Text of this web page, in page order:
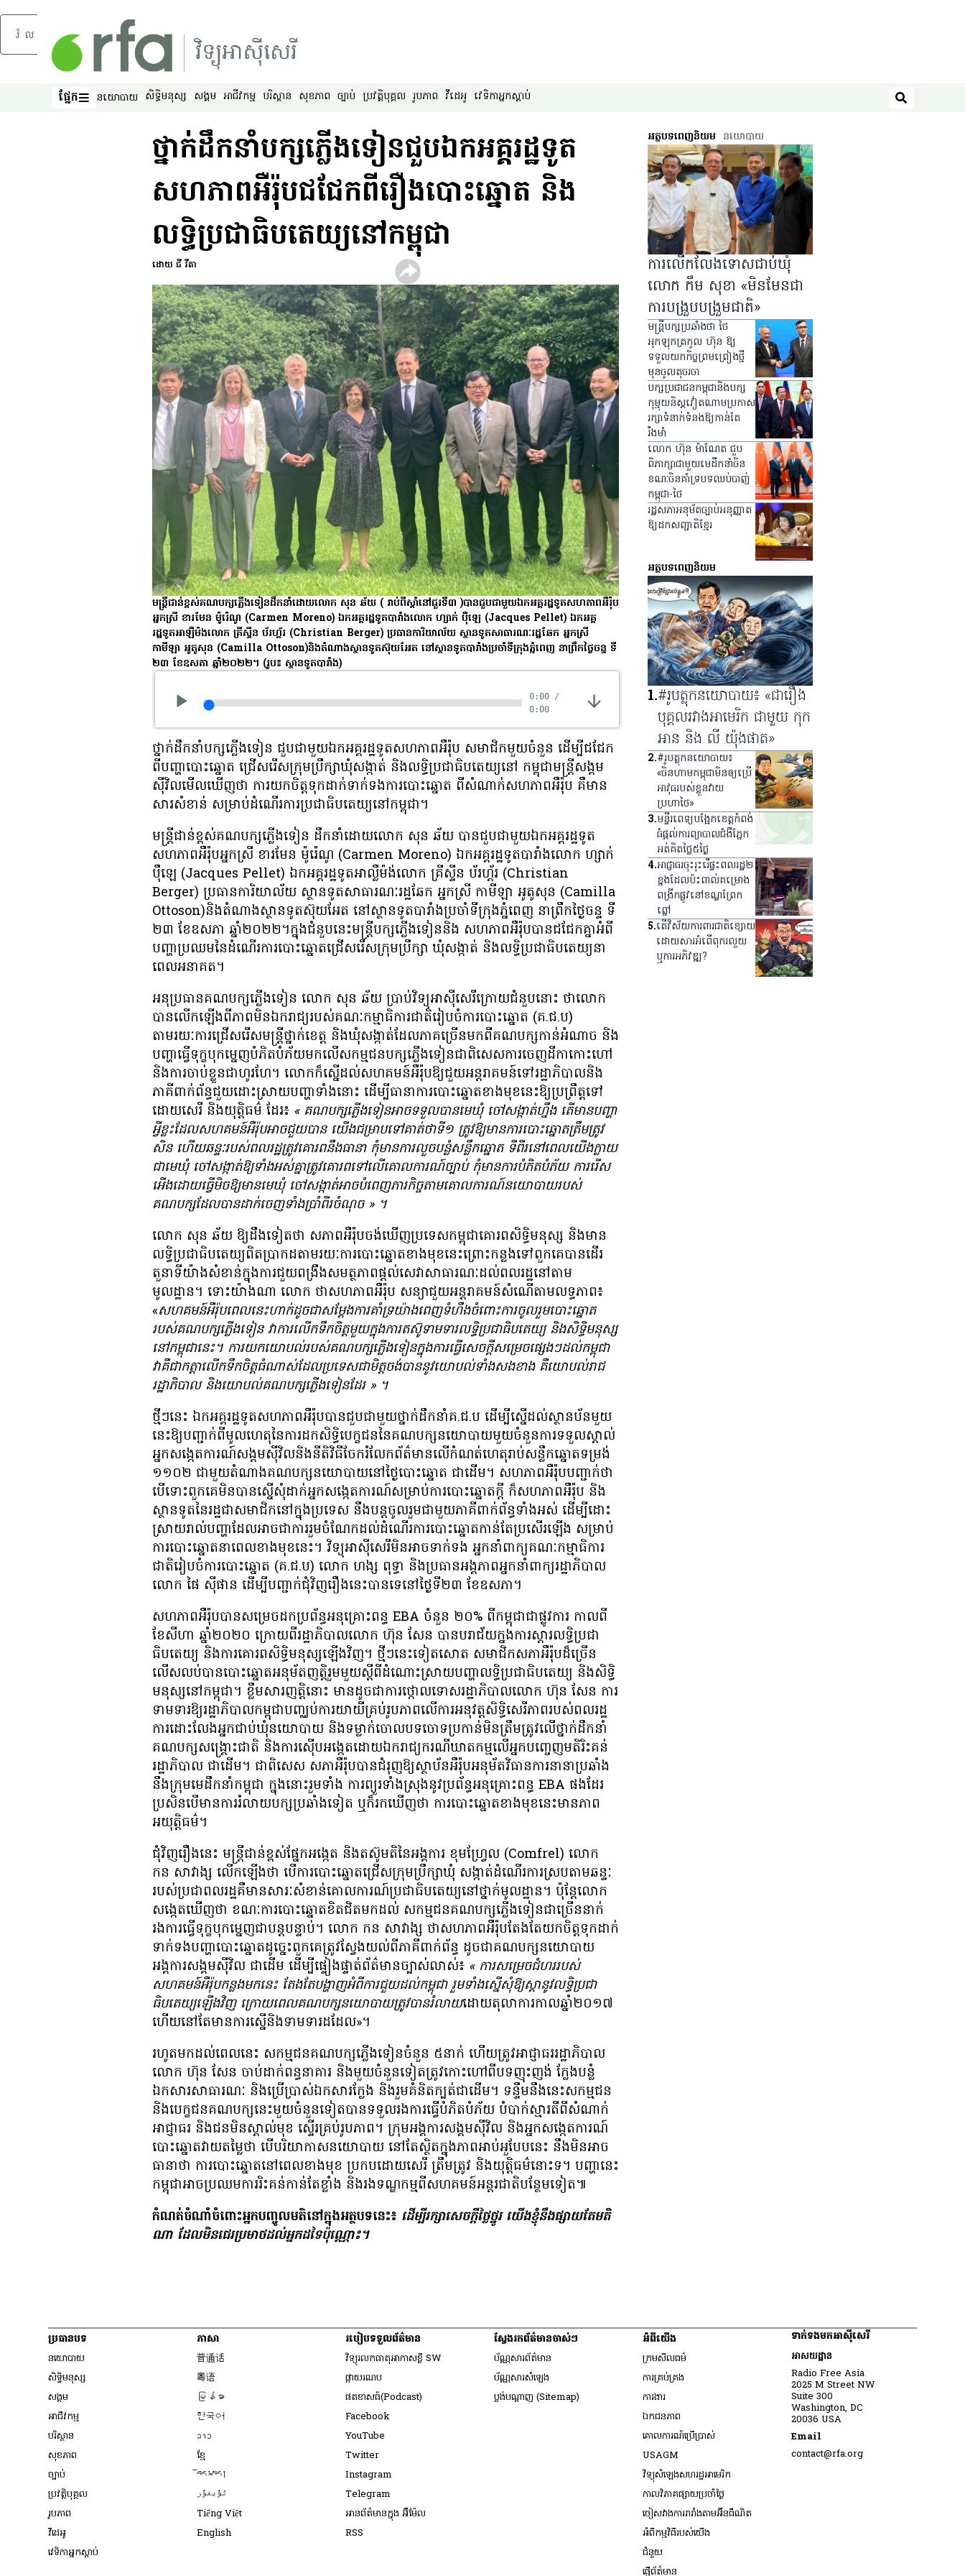
រំលងទៅមាតិកាចម្បង
ផ្នែក
ផ្នែក នយោបាយ សិទ្ធិ​មនុស្ស សង្គម អាជីវកម្ម បរិស្ថាន សុខភាព ច្បាប់ ប្រវត្តិបុគ្គល រូបភាព វីដេអូ វេទិកា​អ្នក​ស្ដាប់
ស្វែងរក
ថ្នាក់ដឹកនាំបក្សភ្លើងទៀនជួបឯកអគ្គរដ្ឋទូត
សហភាពអឺរ៉ុបជជែកពីរឿងបោះឆ្នោត និង
លទ្ធិប្រជាធិបតេយ្យនៅកម្ពុជា
ដោយ ជី វីតា
មន្ត្រី​ជាន់​ខ្ពស់​គណបក្ស​ភ្លើងទៀន​ដឹក​នាំ​ដោយ​លោក សុន ឆ័យ ( រាប់ពីស្តាំនៅជួរទី៣ )បាន​ជួប​ជា​មួយ​ឯកអគ្គ​រដ្ឋទូត​សហ​ភាព​អឺរ៉ុប​
អ្នកស្រី ខារមែន ម៉ូរ៉េណូ (Carmen Moreno) ឯកអគ្គរដ្ឋទូត​បារាំង​លោក ហ្សាក់ ប៉ឺឡេ (Jacques Pellet) ឯកអគ្គ
រដ្ឋទូត​អាឡឺម៉ង​លោក គ្រីស្ទីន ប័រហ្គ័រ (Christian Berger) ប្រធាន​ការិយាល័យ​ ស្ថានទូត​សាធារណៈ​រដ្ឋឆែក អ្នកស្រី
កាមីឡា អូតូសុន (Camilla Ottoson)​និង​តំណាង​ស្ថានទូត​ស៊ុយអែត នៅ​ស្ថានទូត​បារាំង​ប្រចាំ​ទីក្រុងភ្នំពេញ ​នា​​ព្រឹក​ថ្ងៃ​ចន្ទ ទី​
២៣ ខែឧសភា ឆ្នាំ២០២២។ (រូប៖ ស្ថានទូតបារាំង)
0:00 /
0:00
ថ្នាក់​ដឹក​នាំ​បក្ស​ភ្លើង​ទៀន ជួប​ជា​មួយ​ឯក​អគ្គរដ្ឋទូត​សហភាព​អឺរ៉ុប សមាជិក​មួយចំនួន ដើម្បី​ជជែក​
ពី​បញ្ហា​បោះ​ឆ្នោត​ ជ្រើសរើស​ក្រុម​ប្រឹក្សា​ឃុំ​សង្កាត់​ និង​លទ្ធិប្រជាធិបតេយ្យ​នៅ​ កម្ពុជា​មន្ត្រី​សង្គម​
ស៊ីវិល​មើល​ឃើញ​ថា​ ការ​យក​ចិត្ត​ទុក​ដាក់​ទាក់​ទង​ការបោះឆ្នោត​ ពី​សំណាក់​សហភាព​អឺរ៉ុប គឺ​មាន​
សារ​សំខាន់​ សម្រាប់​ដំណើរ​ការ​ប្រជាធិបតេយ្យ​នៅ​កម្ពុជា។
មន្ត្រី​ជាន់​ខ្ពស់​គណបក្ស​ភ្លើងទៀន ដឹក​នាំ​ដោយ​លោក សុន ឆ័យ បាន​ជួប​ជា​មួយ​ឯកអគ្គ​រដ្ឋទូត​
សហ​ភាព​អឺរ៉ុប​អ្នកស្រី ខារមែន ម៉ូរ៉េណូ (Carmen Moreno) ឯកអគ្គរដ្ឋទូត​បារាំង​លោក ហ្សាក់
ប៉ឺឡេ​ (Jacques Pellet) ឯកអគ្គរដ្ឋទូត​អាល្លឺម៉ង់​លោក គ្រីស្ទីន ប័រហ្គ័រ (Christian
Berger) ប្រធាន​ការិយាល័យ​ ស្ថានទូត​សាធារណៈ​រដ្ឋ​ឆែក អ្នកស្រី កាមីឡា អូតូសុន (Camilla
Ottoson)​និង​តំណាង​ស្ថានទូត​ស៊ុយអែត នៅ​ស្ថានទូត​បារាំង​ប្រចាំ​ទីក្រុងភ្នំពេញ ​នា​​ព្រឹក​ថ្ងៃ​ចន្ទ ទី​
២៣ ខែឧសភា ឆ្នាំ២០២២។ក្នុង​ជំនួប​នេះ​មន្ត្រី​បក្ស​ភ្លើង​ទៀន​និង​ សហភាព​អឺរ៉ុប​បាន​ជជែក​គ្នា​អំពី​
បញ្ហា​ប្រឈម​នៃ​ដំណើរ​ការ​បោះ​ឆ្នោត​ជ្រើសរើស​ក្រុម​ប្រឹក្សា​ ឃុំ​សង្កាត់ និង​លទ្ធិប្រជាធិបតេយ្យ​នា​
ពេល​អនាគត។
អនុប្រធាន​គណបក្ស​ភ្លើង​ទៀន​ លោក សុន ឆ័យ ប្រាប់​វិទ្យុ​អាស៊ី​សេរី​ក្រោយ​ជំនួប​នោះ ថា​លោក​
បាន​លើក​ឡើង​ពី​ភាព​មិន​ឯករាជ្យ​របស់​គណៈកម្មាធិការ​ជាតិ​រៀបចំ​ការ​បោះ​ឆ្នោត (គ.ជ.ប)
តាមរយៈ​ការ​ជ្រើសរើស​មន្ត្រី​ថ្នាក់​ខេត្ត និង​ឃុំ​សង្កាត់​ដែល​ភាគ​ច្រើន​មក​ពី​គណបក្ស​កាន់​អំណាច​ និង​
បញ្ហា​ធ្វើ​ទុក្ខបុកម្នេញ​បំភិត​បំភ័យ​មក​លើ​សកម្មជន​បក្ស​ភ្លើង​ទៀន​ជា​ពិសេស​ការ​ចេញដីកា​កោះ​ហៅ
និង​ការ​ចាប់​ខ្លួន​ជា​ហូរហែ។ លោក​ក៏​ស្នើ​ដល់​សហគមន៍​អឺរ៉ុប​ឱ្យ​ជួយ​អន្តរាគមន៍​ទៅ​រដ្ឋាភិបាល​និង​
ភាគី​ពាក់ព័ន្ធ​ជួយ​ដោះ​ស្រាយ​បញ្ហា​ទាំង​នោះ ដើម្បី​ធានា​ការបោះឆ្នោត​ខាង​មុខ​នេះ​ឱ្យ​ប្រព្រឹត្ត​ទៅ​
ដោយ​សេរី និង​យុត្តិធម៌ ដែរ៖ «​ គណបក្ស​ភ្លើង​ទៀន​អាច​ទទួល​បាន​មេ​ឃុំ ចៅ​សង្កាត់​ហ្នឹង តើមាន​បញ្ហា​
អ្វី​ខ្លះ​ដែល​សហគមន៍​អឺរ៉ុប​អាច​ជួយ​បាន យើង​ជម្រាប​ទៅ​គាត់​ថាទី១ ត្រូវ​ឱ្យ​មាន​ការ​បោះ​ឆ្នោត​ត្រឹម​ត្រូវ​
សិន ហើយ​ឆន្ទៈ​របស់​ពលរដ្ឋ​ត្រូវ​គោរព​នឹងធា​នា កុំ​មាន​ការ​លួច​បន្លំ​សន្លឹក​ឆ្នោត ទីពីរ​នៅ​ពេល​យើង​ក្លាយ​
ជា​មេ​ឃុំ ចៅសង្កាត់​ឱ្យ​ទាំង​អស់​គ្នា​ត្រូវ​គោរព​ទៅ​លើ​គោល​ការណ៍​ច្បាប់ កុំ​មាន​ការ​បំភិតបំភ័យ ការ​រើស​
អើង​ដោយ​ធ្វើ​មិច​ឱ្យ​មាន​មេ​ឃុំ ចៅ​សង្កាត់​អាច​បំពេញ​ភារ​កិច្ច​តាម​គោល​ការណ៍​នយោបាយ​របស់​
គណបក្ស​ដែល​បាន​ដាក់​ចេញ​ទាំង​ប្រាំពីរ​ចំណុច » ។
លោក សុន ឆ័យ ឱ្យ​ដឹង​ទៀត​ថា​ សភាព​អឺរ៉ុប​ចង់​ឃើញ​ប្រទេស​កម្ពុជា​គោរព​សិទ្ធិ​មនុស្ស និង​មាន​
លទ្ធិប្រជាធិបតេយ្យ​ពិត​ប្រាកដ​តាម​រយៈ​ការ​បោះ​ឆ្នោត​ខាង​មុខ​នេះ​ព្រោះ​កន្លង​ទៅ​ពួក​គេ​បាន​ដើរ​
តួនាទី​យ៉ាង​សំខាន់​ក្នុង​ការ​ជួយ​ពង្រឹង​សមត្ថភាព​ផ្តល់​សេវា​សាធារណៈ​ដល់​ពលរដ្ឋ​នៅ​តាម​
មូលដ្ឋាន។ ទោះ​យ៉ាង​ណា លោក ​ថា​សហភាព​អឺរ៉ុប សន្យា​ជួយ​អន្តរាគមន៍​សំណើ​តាម​លទ្ធភាព៖
«សហគមន៍​អឺរ៉ុប​ពេល​នេះ​ហាក់​ដូច​ជា​សម្ដែង​ការ​គាំទ្រ​យ៉ាង​ពេញ​ទំហឹង​ចំពោះ​ការ​ចូល​រួម​បោះ​ឆ្នោត​
របស់​គណបក្ស​ភ្លើង​ទៀន វា​ការ​លើក​ទឹក​ចិត្ត​មួយ​ក្នុង​ការ​តស៊ូ​ទាមទារ​លទ្ធិ​ប្រជាធិបតេយ្យ និង​​សិទ្ធិ​មនុស្ស​
នៅ​កម្ពុជា​នេះ។ ការ​យក​យោបល់​របស់​គណបក្ស​ភ្លើង​ទៀន​ក្នុង​ការ​ធ្វើ​សេចក្តី​សម្រេច​ផ្សេងៗ​ដល់​កម្ពុជា
វា​គឺ​ជា​កត្តា​លើក​ទឹក​ចិត្ត​ធំ​ណាស់​ដែល​ប្រទេស​ជា​មិត្ត​ចង់​បាន​នូវ​យោបល់​ទាំង​សង​ខាង គឺ​យោបល់​រាជ​
រដ្ឋាភិបាល និង​យោបល់​គណបក្ស​ភ្លើងទៀន​ដែរ » ។
ថ្មីៗនេះ ឯកអគ្គរដ្ឋទូត​សហភាព​អឺរ៉ុប​បាន​ជួប​ជា​មួយ​ថ្នាក់​ដឹកនាំ​គ.ជ.ប ដើម្បី​ស្នើ​ដល់​ស្ថានប័ន​មួយ​
នេះ​ឱ្យ​បញ្ជាក់​ពី​មូលហេតុ​នៃ​ការ​ដក​សិទ្ធិ​បេក្ខជន​នៃ​គណបក្ស​នយោបាយ​មួយ​ចំនួន​ការ​ទទួល​ស្គាល់​
អ្នក​សង្កេត​ការណ៍​សង្គម​ស៊ីវិល​និង​នីតិវិធី​ចែក​រំលែក​ព័ត៌មាន​លើ​កំណត់​ហេតុ​រាប់​សន្លឹក​ឆ្នោត​ទម្រង់​
១១០២ ជា​មួយ​តំណាង​គណបក្ស​នយោបាយ​នៅ​ថ្ងៃ​បោះឆ្នោត​ ជាដើម។ សហភាព​អឺរ៉ុប​បញ្ជាក់​ថា​
បើ​ទោះ​ពួក​គេ​មិន​បាន​ស្នើ​សុំ​ដាក់​អ្នក​សង្កេត​ការណ៍​សម្រាប់​ការ​បោះឆ្នោត​ក្តី ក៏​សហភាព​អឺរ៉ុប និង​
ស្ថាន​ទូត​នៃ​រដ្ឋ​ជា​សមាជិក​នៅ​ក្នុង​ប្រទេស នឹង​បន្ត​ចូល​រួម​ជា​មួយ​ភាគី​ពាក់ព័ន្ធ​ទាំងអស់​ ដើម្បី​ដោះ​
ស្រាយ​រាល់​បញ្ហា​ដែល​អាច​ជា​ការ​រួម​ចំណែក​ដល់​ដំណើរ​ការបោះឆ្នោត​កាន់​តែ​ប្រសើរ​ឡើង សម្រាប់​
ការបោះឆ្នោត​នា​ពេល​ខាង​មុខ​នេះ។ វិទ្យុអាស៊ីសេរី​មិន​អាច​ទាក់ទង​ អ្នក​នាំ​ពាក្យ​គណៈកម្មាធិការ​
ជាតិ​រៀបចំ​ការ​បោះ​ឆ្នោត (គ.ជ.ប) លោក ហង្ស ពុទ្ធា និង​ប្រធាន​អង្គភាព​អ្នក​នាំ​ពាក្យ​រដ្ឋាភិបាល​
លោក ផៃ ស៊ីផាន ដើម្បី​បញ្ជាក់​ជុំ​វិញ​រឿង​នេះ​បាន​ទេ​នៅ​ថ្ងៃ​ទី​២៣ ខែឧសភា។
សហភាព​អឺរ៉ុប​បាន​សម្រេច​ដក​ប្រព័ន្ធ​អនុគ្រោះ​ពន្ធ EBA ចំនួន ២០% ពី​កម្ពុជា​ជា​ផ្លូវការ កាលពី​
ខែសីហា ឆ្នាំ២០២០ ក្រោយពី​រដ្ឋាភិបាល​លោក ហ៊ុន សែន បាន​បរាជ័យ​ក្នង​ការ​ស្ដារ​លទ្ធិប្រជា
ធិបតេយ្យ និង​ការគោរព​សិទ្ធិមនុស្ស​ឡើងវិញ។ ថ្មីៗនេះ​ទៀតសោត សមាជិក​សភា​អឺរ៉ុប​ដ៏​ច្រើន​
លើសលប់​បាន​បោះឆ្នោត​អនុម័ត​ញត្តិ​រួម​មួយ​ស្ដីពី​ដំណោះស្រាយ​បញ្ហា​លទ្ធិប្រជាធិបតេយ្យ និង​សិទ្ធិ
មនុស្ស​នៅ​កម្ពុជា។ ខ្លឹមសារ​ញត្តិ​នោះ មាន​ដូចជា​ការ​ថ្កោលទោស​រដ្ឋាភិបាល​លោក ហ៊ុន សែន ការ​
ទាមទារ​ឱ្យ​រដ្ឋាភិបាល​កម្ពុជា​បញ្ឈប់​ការ​យាយី​គ្រប់​រូបភាព​លើ​ការ​អនុវត្ត​សិទ្ធិ​សេរីភាព​របស់​ពលរដ្ឋ
ការ​ដោះលែង​អ្នកជាប់ឃុំ​នយោបាយ និង​ទម្លាក់​ចោល​បទ​ចោទ​ប្រកាន់​មិន​ត្រឹមត្រូវ​លើ​ថ្នាក់ដឹកនាំ​
គណបក្ស​សង្គ្រោះ​ជាតិ និង​ការ​ស៊ើបអង្កេត​ដោយ​ឯករាជ្យ​​ករណី​ឃាតកម្ម​លើ​អ្នក​បញ្ចេញ​មតិ​រិះគន់​
រដ្ឋាភិបាល ជាដើម។ ជាពិសេស​ សភា​អឺរ៉ុប​បាន​ជំរុញ​ឱ្យ​ស្ថាប័ន​អឺរ៉ុប​អនុម័ត​វិធានការ​នានា​ប្រឆាំង​
នឹង​ក្រុម​មេដឹកនាំ​កម្ពុជា ក្នុង​នោះ​រួម​ទាំង ការ​ព្យួរ​ទាំងស្រុង​នូវ​ប្រព័ន្ធ​អនុគ្រោះ​ពន្ធ EBA ផង​ដែរ
ប្រសិនបើ​មាន​ការ​រំលាយ​បក្ស​ប្រឆាំង​ទៀត ឬ​ក៏​រក​ឃើញ​ថា ការ​បោះឆ្នោត​ខាងមុខ​នេះ​មាន​ភាព​
អយុត្តិធម៌។
ជុំវិញ​រឿង​នេះ មន្ត្រី​ជាន់​ខ្ពស់​ផ្នែក​អង្កេត និង​តស៊ូ​មតិ​នៃ​អង្គ​ការ​ ខុមហ្រ្វែល (Comfrel) លោក
កន សាវាង្ស លើក​ឡើង​ថា បើ​ការបោះឆ្នោត​ជ្រើស​ក្រុមប្រឹក្សា​ឃុំ សង្កាត់​ដំណើរ​ការ​ស្រប​តាម​ឆន្ទៈ​
របស់​ប្រជាពលរដ្ឋ​គឺ​មាន​សារៈ​សំខាន់​គោលការណ៍​ប្រជាធិបតេយ្យ​នៅ​ថ្នាក់​មូល​ដ្ឋាន។ ប៉ុន្តែ​លោក​
សង្កេត​ឃើញ​ថា ខណៈ​ការ​បោះឆ្នោត​ខិត​ជិត​មក​ដល់​ សកម្មជន​គណបក្ស​ភ្លើង​ទៀន​ជា​ច្រើន​នាក់
រង​ការ​ធ្វើ​ទុក្ខបុកម្នេញ​ជា​បន្តបន្ទាប់។ លោក កន សាវាង្ស ថា​សហភាព​អឺរ៉ុប​តែង​តែ​យក​ចិត្ត​ទុក​ដាក់​
ទាក់​ទង​បញ្ហា​បោះឆ្នោត​ដូច្នេះ​ពួក​គេ​ត្រូវ​ស្វែង​យល់​ពី​ភាគី​ពាក់​ព័ន្ធ​ ដូច​ជា​គណបក្ស​នយោបាយ
អង្គការ​សង្គម​ស៊ីវិល​ ជា​ដើម ដើម្បី​ផ្ទៀងផ្ទាត់​ព័ត៌មាន​ច្បាស់លាស់៖ «​ ការ​សម្រេច​ជំហរ​របស់​
សហគមន៍​អឺរ៉ុប​កន្លង​មក​នេះ តែង​តែ​បង្ហាញ​អំពី​ការ​ជួយ​ដល់​កម្ពុជា រួម​ទាំង​ស្នើ​សុំ​ឱ្យ​ស្តា​នូវ​លទ្ធិ​ប្រជា
ធិបតេយ្យ​ឡើងវិញ ក្រោយ​ពេល​គណបក្ស​នយោបាយ​ត្រូវ​បាន​រំលាយ​ដោយ​តុលាការ​កាល​ឆ្នាំ២០១៧
ហើយ​នៅតែ​មាន​ការ​ស្នើ​និង​ទាម​ទារ​ដដែល»។
រហូត​មក​​​ដល់​ពេល​នេះ សកម្ម​ជន​គណបក្ស​ភ្លើង​ទៀន​ចំនួន​ ៥នាក់​ ហើយ​ត្រូវ​អាជ្ញាធរ​រដ្ឋាភិបាល
លោក ហ៊ុន សែន ចាប់​ដាក់​ពន្ធនាគារ ​និង​មួយ​ចំនួន​ទៀត​ត្រូវ​កោះ​ហៅ​ពី​បទ​ញុះញង់ ក្លែង​បន្លំ​
ឯកសារ​​​សាធារណៈ​ និង​ប្រើ​ប្រាស់​ឯក​សារ​ក្លែង និង​រួម​គំនិត​ក្បត់ជាដើម។ ទន្ទឹម​នឹង​នេះ​សកម្ម​ជន
និង​បេក្ខជន​គណបក្ស​នេះ​មួយ​ចំនួន​ទៀត​បាន​ទទួល​រង​ការ​ធ្វើ​​​បំភិតបំភ័យ បំបាក់​ស្មារតី​​​​​ពី​​​សំណាក់​​​​
អាជ្ញា​ធរ​ និង​​​​​ជន​មិន​​​​ស្គាល់​​​​មុខ ស្ទើរ​គ្រប់​រូបភាព។ ក្រុម​អង្គ​ការ​សង្គម​ស៊ីវិល និង​​អ្នក​​សង្កេត​ការណ៍​
បោះឆ្នោត​វាយ​តម្លៃ​​ថា ​បើ​បរិយាកាស​​នយោបាយ ​​នៅ​តែ​​ស្ថិត​​ក្នុង​​ភាព​​អាប់​អួ​​បែប​នេះ​ នឹង​​មិន​​អាច​​
ធានា​​ថា ការ​​បោះ​ឆ្នោត​​នៅ​​ពេល​​ខាង​​មុខ ​ប្រកប​​ដោយ​សេរី ​ត្រឹមត្រូវ ​និង​​យុត្តិធម៌​​នោះ​​ទ។ បញ្ហា​នេះ​
កម្ពុជា​អាច​ប្រឈម​ការរិះគន់​កាន់​តែ​ខ្លាំង និង​រង​ទណ្ឌកម្ម​ពី​សហគមន៍​អន្តរជាតិ​បន្ថែម​ទៀត៕
កំណត់​ចំណាំ​ចំពោះ​អ្នក​បញ្ចូល​មតិ​នៅ​ក្នុង​អត្ថបទ​នេះ៖ ដើម្បី​រក្សា​សេចក្ដី​ថ្លៃថ្នូរ យើង​ខ្ញុំ​នឹង​ផ្សាយ​តែ​មតិ​
ណា ដែល​មិន​ជេរ​ប្រមាថ​ដល់​អ្នក​ដទៃ​ប៉ុណ្ណោះ។
អត្ថបទពេញនិយម នយោបាយ
ការលើកលែងទោសជាប់ឃុំ
លោក កឹម សុខា «មិនមែនជា
ការបង្រួបបង្រួមជាតិ»
មន្ត្រីបក្សប្រឆាំងថា ថៃ
អុកឡុកត្រកូល ហ៊ុន ឱ្យ
ទទួលយកកិច្ចព្រមព្រៀងថ្មី
មុនចូលតុចរចា
បក្សប្រជាជនកម្ពុជានិងបក្ស
កុម្មុយនិស្ដវៀតណាមប្រកាស
រក្សាទំនាក់ទំនងឱ្យកាន់តែ
រឹងមាំ
លោក ហ៊ុន ម៉ាណែត ជួប
ពិភាក្សាជាមួយមេដឹកនាំចិន
ខណៈចិនគាំទ្របទឈប់បាញ់
កម្ពុជា-ថៃ
រដ្ឋសភាអនុម័តច្បាប់អនុញ្ញាត
ឱ្យដកសញ្ជាតិខ្មែរ
អត្ថបទពេញនិយម
1.#រូបត្លុកនយោបាយ៖ «ជារឿង
បុគ្គលរវាងអាមេរិក ជាមួយ កុក
អាន និង លី យ៉ុងផាត»
2.#រូបត្លុកនយោបាយ៖
«ចិនហាមកម្ពុជាមិនឲ្យប្រើ
អាវុធរបស់ខ្លួនវាយ
ប្រហាថៃ»
3.មន្ទីរពេទ្យ​បង្អែក​ខេត្ត​កំពង់
ធំ​ផ្ដល់​ការ​ព្យាបាល​ជំងឺ​ភ្នែក​
អត់​គិត​ថ្លៃ​៥​ថ្ងៃ
4.អាជ្ញាធរ​ចុះ​រុះរើ​ផ្ទះ​ពលរដ្ឋ​២​
ខ្នង​ដែល​ប៉ះពាល់​គម្រោង​
ពង្រីក​ផ្លូវ​នៅ​ខណ្ឌ​ព្រែក
ព្នៅ
5.តើវិស័យការពារជាតិខ្សោយ
ដោយសារអំពើពុករលួយ
ឬការអភិវឌ្ឍ?
ប្រធានបទ
នយោបាយ
សិទ្ធិ​មនុស្ស
សង្គម
អាជីវកម្ម
បរិស្ថាន
សុខភាព
ច្បាប់
ប្រវត្តិបុគ្គល
រូបភាព
វីដេអូ
វេទិកា​អ្នក​ស្ដាប់
ភាសា
普通话
粤语
မြန်မာ
한국어
ລາວ
ខ្មែ
བོད་སྐད།
ئۇيغۇر
Tiếng Việt
English
របៀប​ទទួល​ព័ត៌មាន​
វិទ្យុ​រលក​ធាតុអាកាស​ខ្លី SW
​ផ្កាយ​រណប
​ផតខាសធ៍(Podcast)
Facebook
YouTube
Twitter
Instagram
Telegram
អានព័ត៌មានក្នុង អ៊ីម៉ែល
RSS
ស្វែងរកព័ត៌មានចាស់ៗ
ប័ណ្ណសារ​ព័ត៌មាន​
ប័ណ្ណសារ​សំឡេង
ប្លង់បណ្តាញ (Sitemap)
អំពីយើង
ក្រមសីលធម៌
ការគ្រប់គ្រង
ការងារOpens in new window
ឯកជនភាព
គោលការណ៍ប្រើប្រាស់
USAGM
វិទ្យុសំឡេងសហរដ្ឋអាមេរិក
កាលវិភាគផ្សាយប្រចាំថ្ងៃ
ចៀសវាង​ការរារាំង​តាម​អ៊ីនធឺណិត
អំពីកម្មវិធីរបស់យើង
ជំនួយ
ផ្ញើព័ត៌មាន
ទាក់ទងមកអាស៊ីសេរី
អាសយដ្ឋាន
Radio Free Asia
2025 M Street NW
Suite 300
Washington, DC
20036 USA
Email
contact@rfa.org